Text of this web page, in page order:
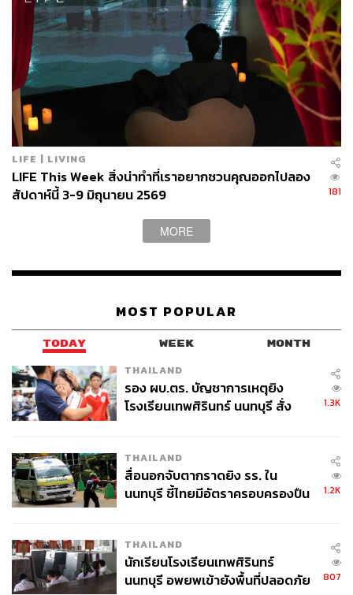
LIFE | LIVING
LIFE This Week สิ่งน่าทำที่เราอยากชวนคุณออกไปลอง
สัปดาห์นี้ 3-9 มิถุนายน 2569
181
MORE
MOST POPULAR
TODAY WEEK MONTH
THAILAND
รอง ผบ.ตร. บัญชาการเหตุยิง
โรงเรียนเทพศิรินทร์ นนทบุรี สั่ง
1.3K
THAILAND
สื่อนอกจับตากราดยิง รร. ใน
นนทบุรี ชี้ไทยมีอัตราครอบครองปืน
1.2K
THAILAND
นักเรียนโรงเรียนเทพศิรินทร์
นนทบุรี อพยพเข้ายังพื้นที่ปลอดภัย
807